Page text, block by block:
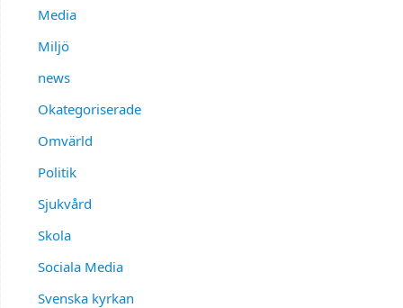
Media
Miljö
news
Okategoriserade
Omvärld
Politik
Sjukvård
Skola
Sociala Media
Svenska kyrkan